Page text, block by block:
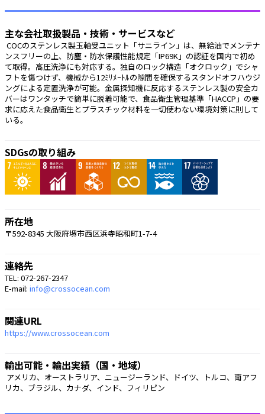
主な会社取扱製品・技術・サービスなど
ンスフリーの上、防塵・防水保護性能規定「IP69K」の認証を国内で初め
て取得。高圧洗浄にも対応する。独自のロック構造「オクロック」でシャ
フトを傷つけず、機械から12ﾐﾘﾒｰﾄﾙの隙間を確保するスタンドオフハウジ
ングによる定置洗浄が可能。金属探知機に反応するステンレス製の安全カ
バーはワンタッチで簡単に脱着可能で、食品衛生管理基準「HACCP」の要
求に応えた食品衛生とプラスチック材料を一切使わない環境対策に則して
いる。
SDGsの取り組み
所在地
〒592-8345 大阪府堺市西区浜寺昭和町1-7-4
連絡先
TEL: 072-267-2347
E-mail: info@crossocean.com
関連URL
https://www.crossocean.com
輸出可能・輸出実績（国・地域）
リカ、ブラジル、カナダ、インド、フィリピン